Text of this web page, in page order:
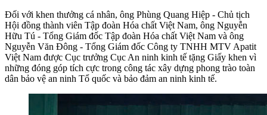
Đối với khen thưởng cá nhân, ông Phùng Quang Hiệp - Chủ tịch
Hội đồng thành viên Tập đoàn Hóa chất Việt Nam, ông Nguyễn
Hữu Tú - Tổng Giám đốc Tập đoàn Hóa chất Việt Nam và ông
Nguyễn Văn Đông - Tổng Giám đốc Công ty TNHH MTV Apatit
Việt Nam được Cục trưởng Cục An ninh kinh tế tặng Giấy khen vì
những đóng góp tích cực trong công tác xây dựng phong trào toàn
dân bảo vệ an ninh Tổ quốc và bảo đảm an ninh kinh tế.